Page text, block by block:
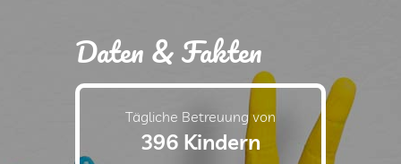
Daten & Fakten
Tägliche Betreuung von
396 Kindern